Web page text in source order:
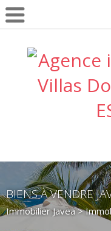
BIENS À VENDRE
Immobilier Javea >